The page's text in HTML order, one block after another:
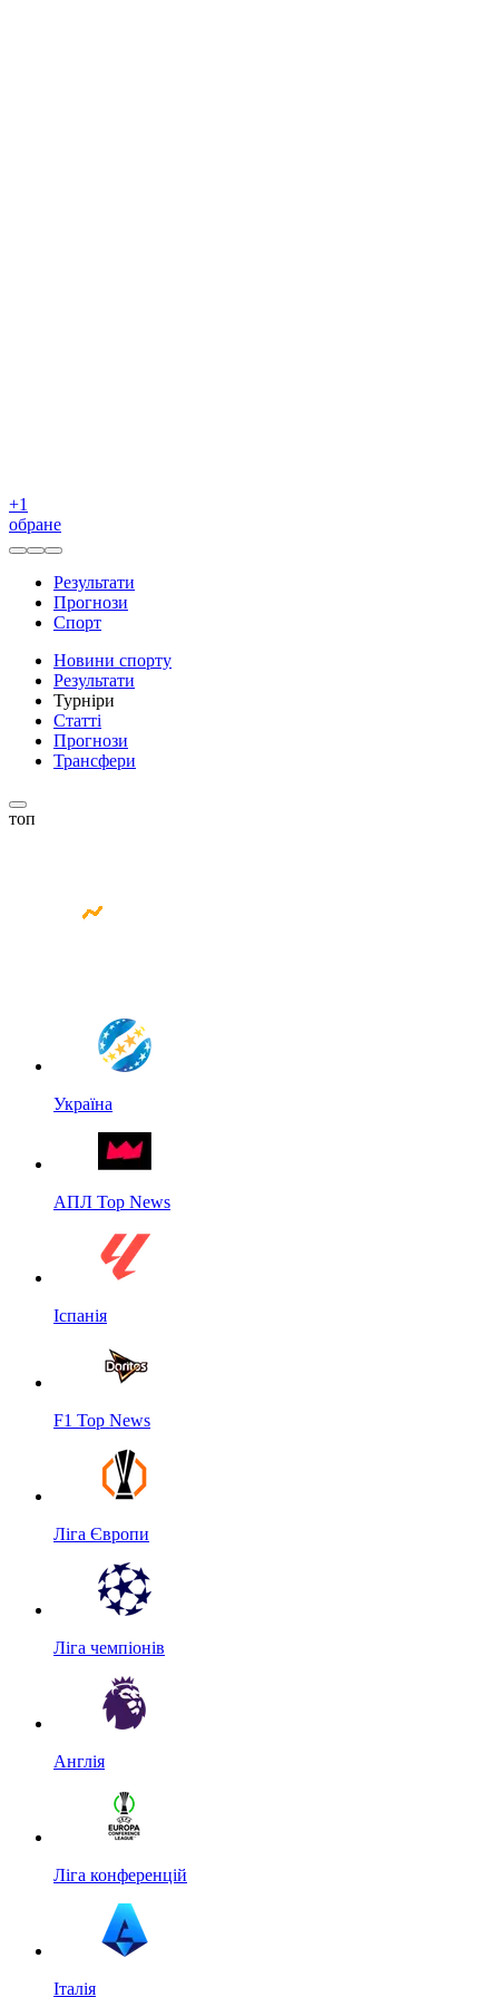
+1
обране
Результати
Прогнози
Спорт
Новини спорту
Результати
Турніри
Статті
Прогнози
Трансфери
топ
Україна
АПЛ Top News
Іспанія
F1 Top News
Ліга Європи
Ліга чемпіонів
Англія
Ліга конференцій
Італія